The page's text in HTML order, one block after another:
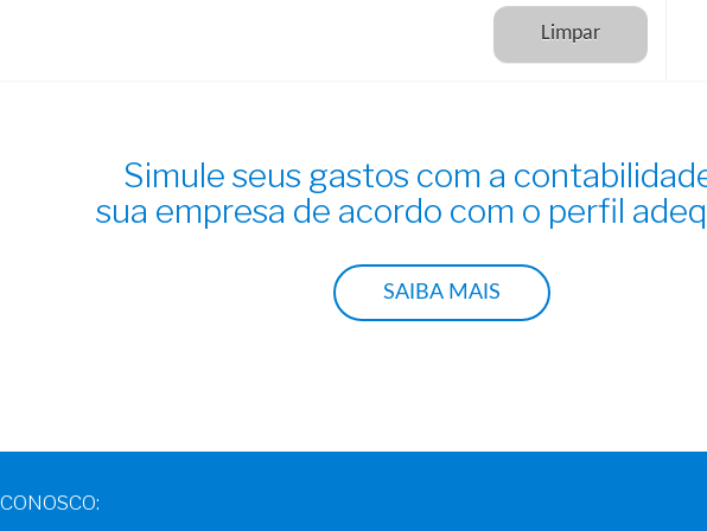
Simule seus gastos com a
sua empresa de acordo com o perfil
SAIBA MAIS